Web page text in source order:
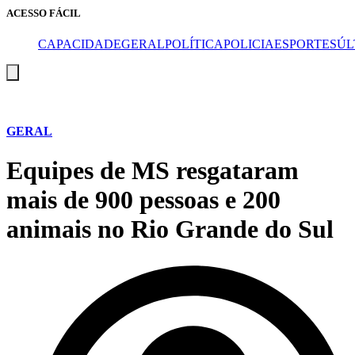
ACESSO FÁCIL
CAPACIDADEGERALPOLÍTICAPOLICIAESPORTES
de
GERAL
Equipes de MS resgataram
mais de 900 pessoas e 200
animais no Rio Grande do Sul